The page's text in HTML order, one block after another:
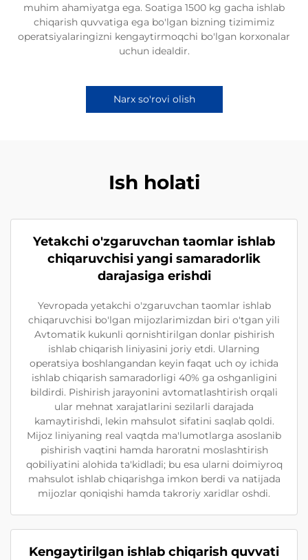
muhim ahamiyatga ega. Soatiga 1500 kg gacha ishlab
chiqarish quvvatiga ega bo'lgan bizning tizimimiz
operatsiyalaringizni kengaytirmoqchi bo'lgan korxonalar
uchun idealdir.
Narx so'rovi olish
Ish holati
Yetakchi o'zgaruvchan taomlar ishlab
chiqaruvchisi yangi samaradorlik
darajasiga erishdi
Yevropada yetakchi o'zgaruvchan taomlar ishlab
chiqaruvchisi bo'lgan mijozlarimizdan biri o'tgan yili
Avtomatik kukunli qornishtirilgan donlar pishirish
ishlab chiqarish liniyasini joriy etdi. Ularning
operatsiya boshlangandan keyin faqat uch oy ichida
ishlab chiqarish samaradorligi 40% ga oshganligini
bildirdi. Pishirish jarayonini avtomatlashtirish orqali
ular mehnat xarajatlarini sezilarli darajada
kamaytirishdi, lekin mahsulot sifatini saqlab qoldi.
Mijoz liniyaning real vaqtda ma'lumotlarga asoslanib
pishirish vaqtini hamda haroratni moslashtirish
qobiliyatini alohida ta'kidladi; bu esa ularni doimiyroq
mahsulot ishlab chiqarishga imkon berdi va natijada
mijozlar qoniqishi hamda takroriy xaridlar oshdi.
Kengaytirilgan ishlab chiqarish quvvati